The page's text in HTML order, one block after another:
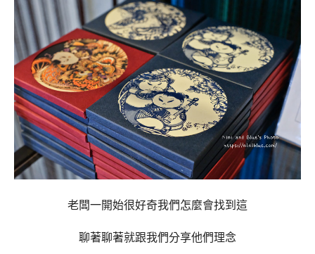
老闆一開始很好奇我們怎麼會找到這
聊著聊著就跟我們分享他們理念